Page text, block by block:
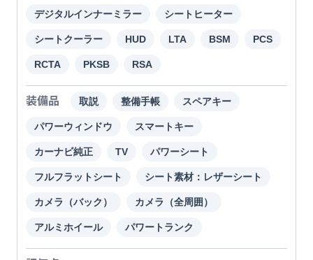
デジタルインナーミラー シートヒーター
シートクーラー HUD LTA BSM PCS
RCTA PKSB RSA
装備品 取説 整備手帳 スペアキー
パワーウィンドウ スマートキー
カーナビ純正 TV パワーシート
フルフラットシート シート素材：レザーシート
カメラ（バック） カメラ（全周囲）
アルミホイール パワートランク